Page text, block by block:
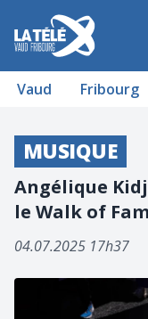
La Télé -
Vaud Fribourg
MUSIQUE
Angélique
le Walk of
04.07.2025 17h37